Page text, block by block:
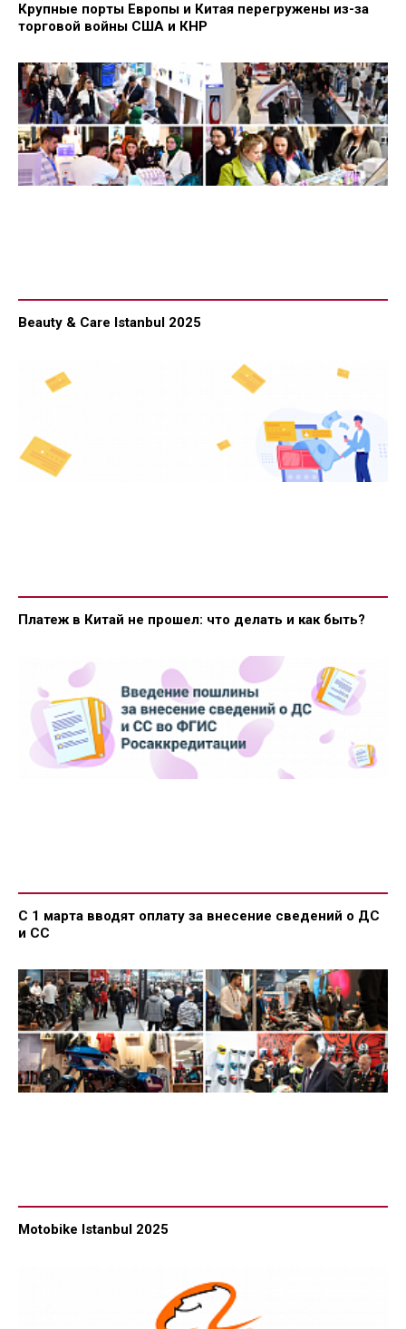
Крупные порты Европы и Китая перегружены из-за
торговой войны США и КНР
Beauty & Care Istanbul 2025
Платеж в Китай не прошел: что делать и как быть?
С 1 марта вводят оплату за внесение сведений о ДС
и СС
Motobike Istanbul 2025